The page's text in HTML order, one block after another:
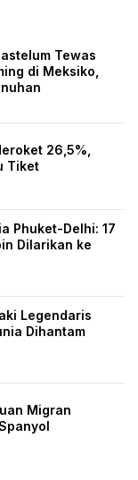
Tewas
di Meksiko,
26,5%,
Tiket
Phuket-Delhi: 17
Dilarikan ke
Legendaris
Dihantam
Migran